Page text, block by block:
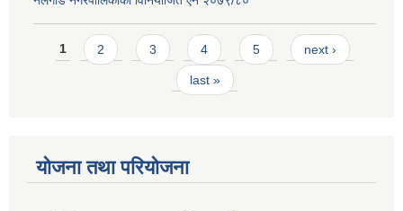
Pages
1 2 3 4 5 next ›
last »
योजना तथा परियोजना